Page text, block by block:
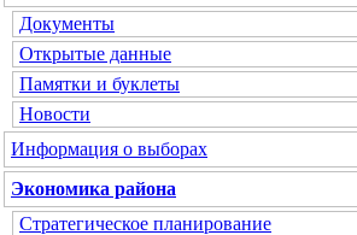
Документы
Открытые данные
Памятки и буклеты
Новости
Информация о выборах
Экономика района
Стратегическое планирование